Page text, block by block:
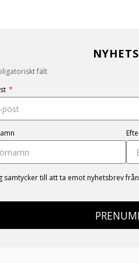
fält
*
samtycker till att ta emot nyhetsbrev